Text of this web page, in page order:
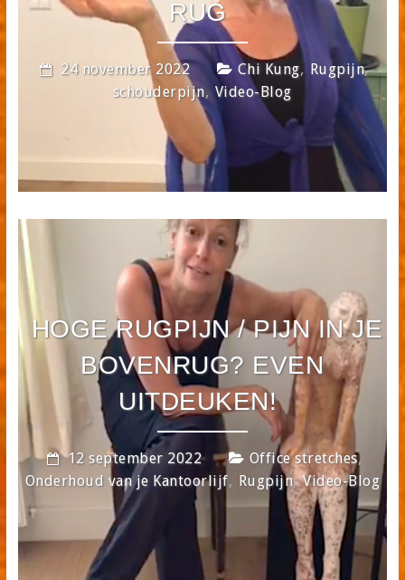
RUG
24 november 2022 Chi Kung, Rugpijn,
schouderpijn, Video-Blog
HOGE RUGPIJN / PIJN IN JE
BOVENRUG? EVEN
UITDEUKEN!
12 september 2022 Office stretches,
Onderhoud van je Kantoorlijf, Rugpijn,Video-Blog